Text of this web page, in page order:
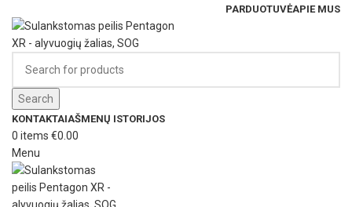
PARDUOTUVĖAPIE MUS
Search
KONTAKTAIAŠMENŲ ISTORIJOS
0 items €0.00
Menu